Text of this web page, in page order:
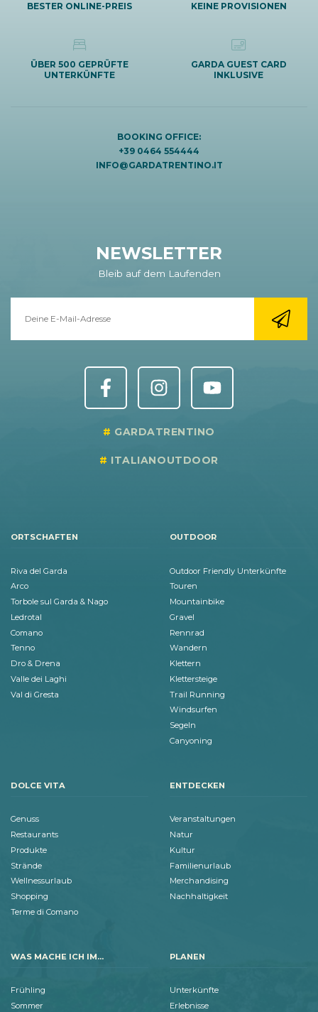
BESTER ONLINE-PREIS KEINE PROVISIONEN
ÜBER 500 GEPRÜFTE
UNTERKÜNFTE
GARDA GUEST CARD
INKLUSIVE
BOOKING OFFICE:
+39 0464 554444
INFO@GARDATRENTINO.IT
NEWSLETTER
Bleib auf dem Laufenden
GARDATRENTINO
ITALIANOUTDOOR
ORTSCHAFTEN
Riva del Garda
Arco
Torbole sul Garda & Nago
Ledrotal
Comano
Tenno
Dro & Drena
Valle dei Laghi
Val di Gresta
OUTDOOR
Outdoor Friendly Unterkünfte
Touren
Mountainbike
Gravel
Rennrad
Wandern
Klettern
Klettersteige
Trail Running
Windsurfen
Segeln
Canyoning
DOLCE VITA
Genuss
Restaurants
Produkte
Strände
Wellnessurlaub
Shopping
Terme di Comano
ENTDECKEN
Veranstaltungen
Natur
Kultur
Familienurlaub
Merchandising
Nachhaltigkeit
WAS MACHE ICH IM...
Frühling
Sommer
PLANEN
Unterkünfte
Erlebnisse